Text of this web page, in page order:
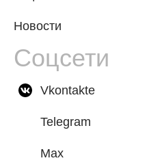
Новости
Соцсети
Vkontakte
Telegram
Max